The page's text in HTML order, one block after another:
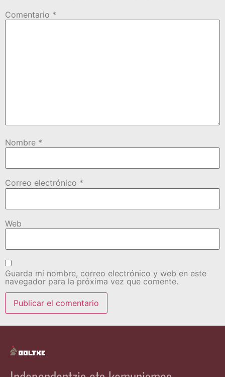
Comentario *
Nombre *
Correo electrónico *
Web
Guarda mi nombre, correo electrónico y web en este
navegador para la próxima vez que comente.